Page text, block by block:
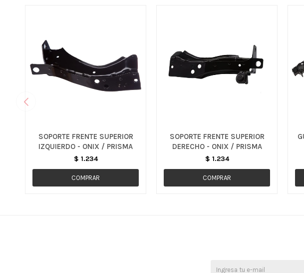
SOPORTE FRENTE SUPERIOR
IZQUIERDO - ONIX / PRISMA
$ 1.234
SOPORTE FRENTE SUPERIOR
DERECHO - ONIX / PRISMA
$ 1.234